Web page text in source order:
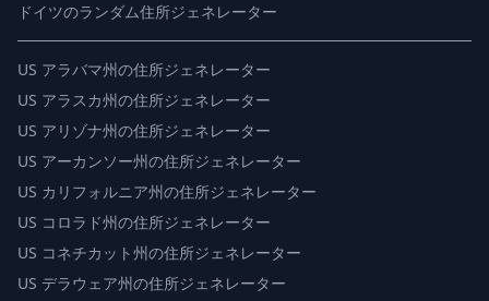
ドイツのランダム住所ジェネレーター
US アラバマ州の住所ジェネレーター
US アラスカ州の住所ジェネレーター
US アリゾナ州の住所ジェネレーター
US アーカンソー州の住所ジェネレーター
US カリフォルニア州の住所ジェネレーター
US コロラド州の住所ジェネレーター
US コネチカット州の住所ジェネレーター
US デラウェア州の住所ジェネレーター